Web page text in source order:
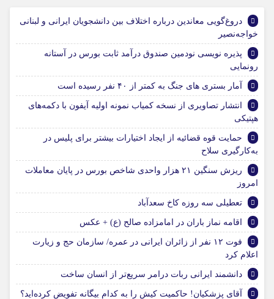
دروغ‌گویی معاندین درباره اختلاف بین دانشجویان ایرانی و لبنانی
خواجه‌نصیر
پذیره نویسی نودمین صندوق درآمد ثابت بورس در آستانه
رونمایی
آمار بستری های جنگ به کمتر از ۴۰ نفر رسیده است
انتشار تصاویری از نسخه کمیاب نمونه اولیه آیفون با دکمه‌های
هپتیکی
حمایت قوه قضائیه از ایجاد اختیارات بیشتر برای پلیس در
به‌کارگیری سلاح
ریزش سنگین ۲۱ هزار واحدی شاخص بورس در پایان معاملات
امروز
تعطیلی سه روزه کاخ سعدآباد
اقامه نماز باران در امامزاده صالح (ع) + عکس
فوت ۱۲ نفر از زائران ایرانی در عمره/ سازمان حج و زیارت
اعلام کرد
دانشمند ایرانی ربات درامر سریع‌تر از انسان ساخت
آقای پزشکیان! حاکمیت کیش را به کدام بیگانه تفویض کرده‌اید؟